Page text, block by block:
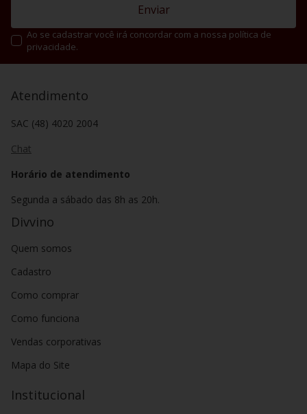
Enviar
Ao se cadastrar você irá concordar com a nossa política de
privacidade.
Atendimento
SAC (48) 4020 2004
Chat
Horário de atendimento
Segunda a sábado das 8h as 20h.
Divvino
Quem somos
Cadastro
Como comprar
Como funciona
Vendas corporativas
Mapa do Site
Institucional